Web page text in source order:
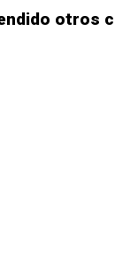
otros